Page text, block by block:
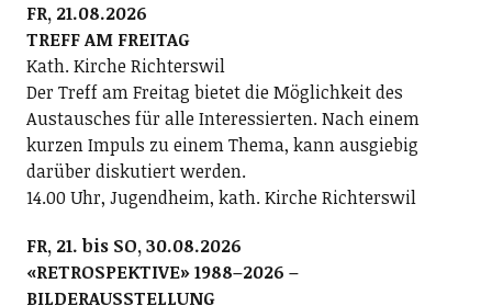
FR, 21.08.2026
TREFF AM FREITAG
Kath. Kirche Richterswil
Der Treff am Freitag bietet die Möglichkeit des
Austausches für alle Interessierten. Nach einem
kurzen Impuls zu einem Thema, kann ausgiebig
darüber diskutiert werden.
14.00 Uhr, Jugendheim, kath. Kirche Richterswil
FR, 21. bis SO, 30.08.2026
«RETROSPEKTIVE» 1988–2026 –
BILDERAUSSTELLUNG